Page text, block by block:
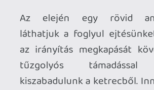
ellenfelek és csapda típusok is
megjelentek.